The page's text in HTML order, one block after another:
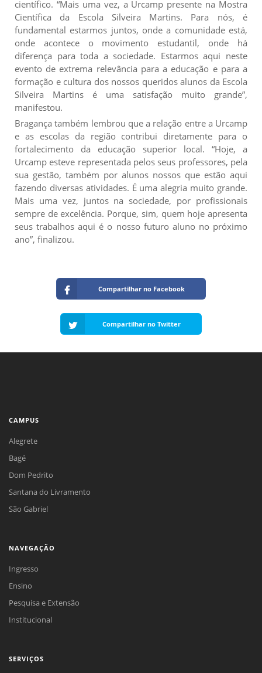
científico. “Mais uma vez, a Urcamp presente na Mostra
Científica da Escola Silveira Martins. Para nós, é
fundamental estarmos juntos, onde a comunidade está,
onde acontece o movimento estudantil, onde há
diferença para toda a sociedade. Estarmos aqui neste
evento de extrema relevância para a educação e para a
formação e cultura dos nossos queridos alunos da Escola
Silveira Martins é uma satisfação muito grande”,
manifestou.
Bragança também lembrou que a relação entre a Urcamp
e as escolas da região contribui diretamente para o
fortalecimento da educação superior local. “Hoje, a
Urcamp esteve representada pelos seus professores, pela
sua gestão, também por alunos nossos que estão aqui
fazendo diversas atividades. É uma alegria muito grande.
Mais uma vez, juntos na sociedade, por profissionais
sempre de excelência. Porque, sim, quem hoje apresenta
seus trabalhos aqui é o nosso futuro aluno no próximo
ano”, finalizou.
Compartilhar no Facebook
Compartilhar no Twitter
CAMPUS
Alegrete
Bagé
Dom Pedrito
Santana do Livramento
São Gabriel
NAVEGAÇÃO
Ingresso
Ensino
Pesquisa e Extensão
Institucional
SERVIÇOS